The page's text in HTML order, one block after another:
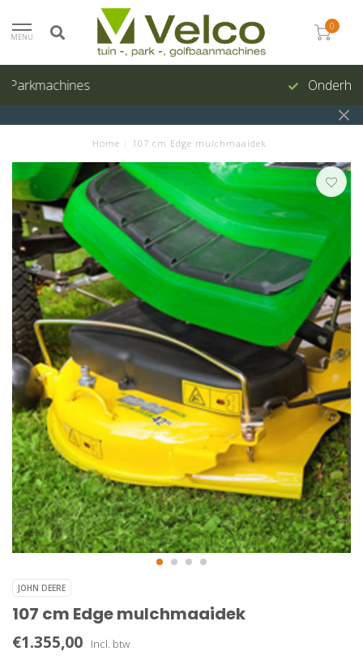
MENU
0
Home 107 cm Edge mulchmaaidek
JOHN DEERE
107 cm Edge mulchmaaidek
€1.355,00 Incl. btw